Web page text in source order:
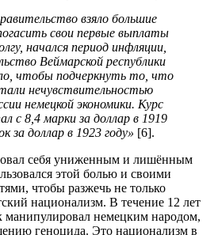
взяло большие
свои первые выплаты
начался период инфляции,
Веймарской республики
чтобы подчеркнуть то, что
нечувствительностью
немецкой экономики. Курс
с 8,4 марки за доллар в 1919
за доллар в 1923 году» [6].
себя униженным и лишённым
этой болью и своими
чтобы разжечь не только
национализм. В течение 12 лет
манипулировал немецким народом,
геноцида. Это национализм в